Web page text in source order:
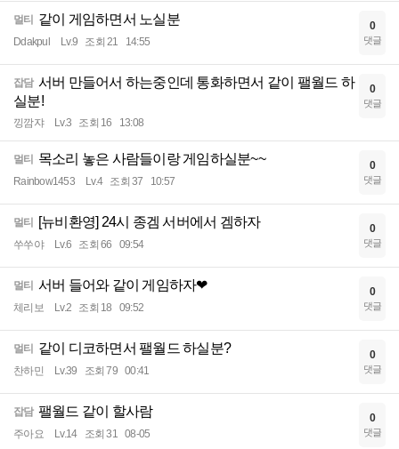
멀티 같이 게임하면서 노실분
Ddakpul Lv.9 조회 21 14:55
0
댓글
잡담 서버 만들어서 하는중인데 통화하면서 같이 팰월드 하
실분!
낑깜쟈 Lv.3 조회 16 13:08
0
댓글
멀티 목소리 놓은 사람들이랑 게임하실분~~
Rainbow1453 Lv.4 조회 37 10:57
0
댓글
멀티 [뉴비환영] 24시 종겜 서버에서 겜하자
쑤쑤야 Lv.6 조회 66 09:54
0
댓글
멀티 서버 들어와 같이 게임하자❤
체리보 Lv.2 조회 18 09:52
0
댓글
멀티 같이 디코하면서 팰월드 하실분?
찬하민 Lv.39 조회 79 00:41
0
댓글
잡담 팰월드 같이 할사람
주아요 Lv.14 조회 31 08-05
0
댓글